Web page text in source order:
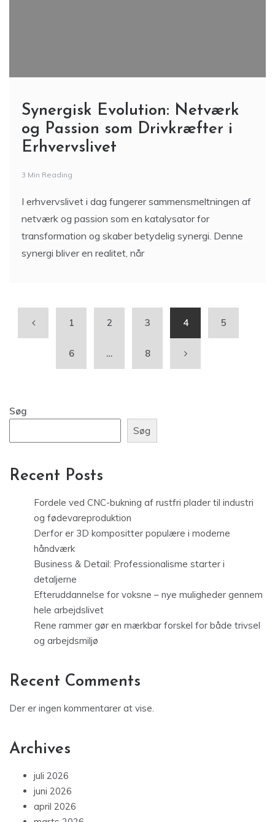
Synergisk Evolution: Netværk
og Passion som Drivkræfter i
Erhvervslivet
3 Min Reading
I erhvervslivet i dag fungerer sammensmeltningen af
netværk og passion som en katalysator for
transformation og skaber betydelig synergi. Denne
synergi bliver en realitet, når
1 2 3 4 5
6 … 8
Søg
Søg
Recent Posts
Fordele ved CNC-bukning af rustfri plader til industri
og fødevareproduktion
Derfor er 3D kompositter populære i moderne
håndværk
Business & Detail: Professionalisme starter i
detaljerne
Efteruddannelse for voksne – nye muligheder gennem
hele arbejdslivet
Rene rammer gør en mærkbar forskel for både trivsel
og arbejdsmiljø
Recent Comments
Der er ingen kommentarer at vise.
Archives
juli 2026
juni 2026
april 2026